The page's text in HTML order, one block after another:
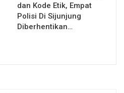
dan Kode Etik, Empat
Polisi Di Sijunjung
Diberhentikan…